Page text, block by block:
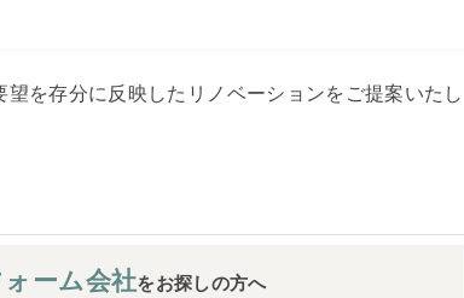
を存分に反映したリノベーションをご提案いたし
ォーム会社をお探しの方へ